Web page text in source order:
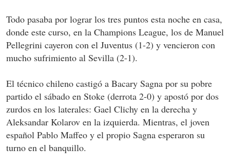
Todo pasaba por lograr los tres puntos esta noche en casa,
donde este curso, en la Champions League, los de Manuel
Pellegrini cayeron con el Juventus (1-2) y vencieron con
mucho sufrimiento al Sevilla (2-1).
El técnico chileno castigó a Bacary Sagna por su pobre
partido el sábado en Stoke (derrota 2-0) y apostó por dos
zurdos en los laterales: Gael Clichy en la derecha y
Aleksandar Kolarov en la izquierda. Mientras, el joven
español Pablo Maffeo y el propio Sagna esperaron su
turno en el banquillo.